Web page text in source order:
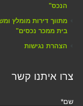
הנכס"
מתווך דירות מומלץ
בית ממכר נכסים"
הצהרת נגישות
צרו איתנו קשר
שם*